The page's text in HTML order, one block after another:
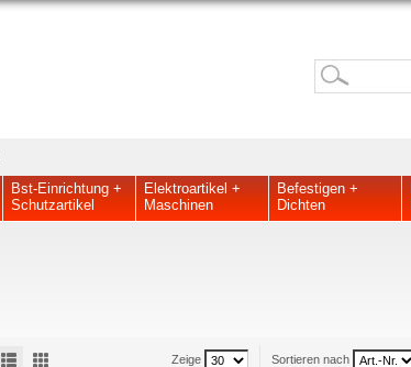
Bst-Einrichtung +
Schutzartikel
Elektroartikel +
Maschinen
Befestigen +
Dichten
Sortieren nach
Zeige